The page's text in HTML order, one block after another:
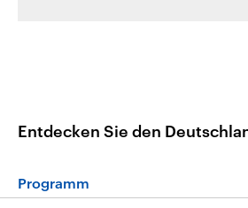
Entdecken Sie den
Programm